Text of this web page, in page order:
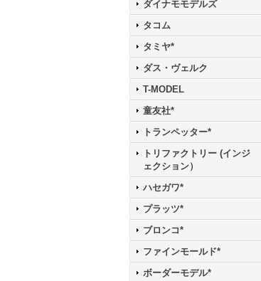
ダイナモモデルズ
タコム
タミヤ*
ダス・ヴェルク
T-MODEL
童友社*
トランペッター*
トリファクトリー (インジ
ェクション）
ハセガワ*
プラッツ*
ブロンコ*
ファインモールド*
ボーダーモデル*